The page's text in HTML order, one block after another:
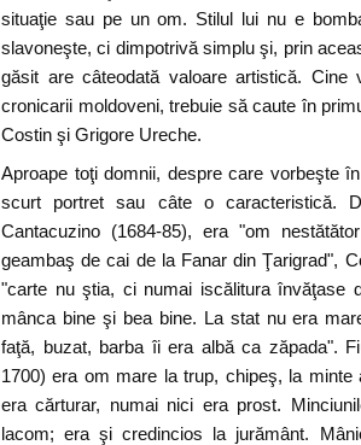
situaţie sau pe un om. Stilul lui nu e
slavoneşte, ci dimpotrivă simplu şi, prin
găsit are câteodată valoare artistică.
cronicarii moldoveni, trebuie să caute în
Costin şi Grigore Ureche.
Aproape toţi domnii, despre care vorbeşte
scurt portret sau câte o caracteristică.
Cantacuzino (1684-85), era "om
geambaş de cai de la Fanar din Ţarigrad",
"carte nu ştia, ci numai iscălitura învăţase
mânca bine şi bea bine. La stat nu era
faţă, buzat, barba îi era albă ca zăpada".
1700) era om mare la trup, chipeş, la minte
era cărturar, numai nici era prost.
lacom; era şi credincios la jurământ.